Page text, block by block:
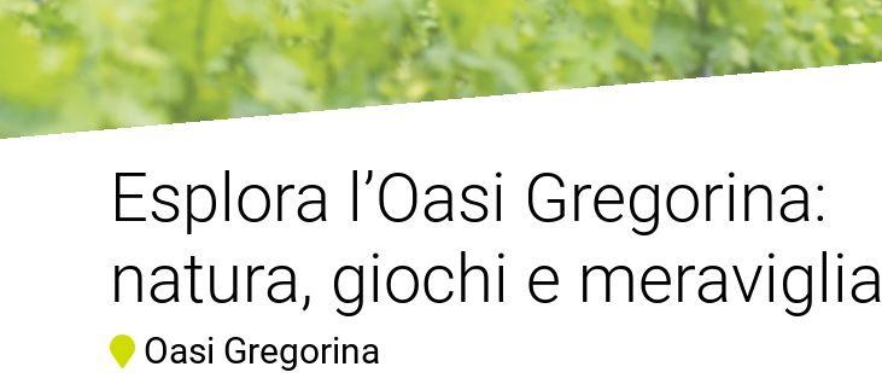
Esplora l’Oasi Gregorina:
natura, giochi e meraviglia
Oasi Gregorina